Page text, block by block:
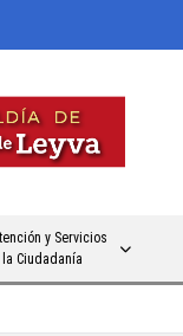
y Servicios
la Ciudadanía